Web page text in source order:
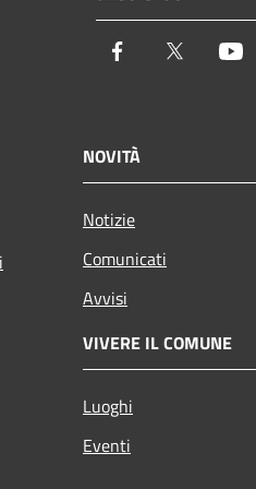
Facebook Twitter
NOVITÀ
Notizie
Comunicati
Avvisi
VIVERE IL COMUNE
Luoghi
Eventi